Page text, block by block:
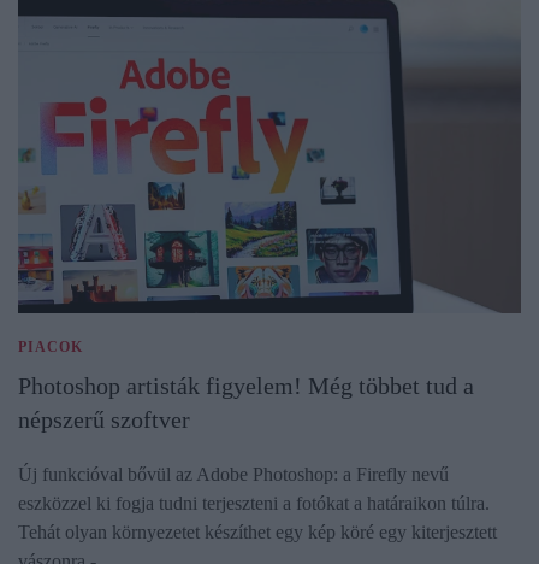
PIACOK
Photoshop artisták figyelem! Még többet tud a
népszerű szoftver
Új funkcióval bővül az Adobe Photoshop: a Firefly nevű
eszközzel ki fogja tudni terjeszteni a fotókat a határaikon túlra.
Tehát olyan környezetet készíthet egy kép köré egy kiterjesztett